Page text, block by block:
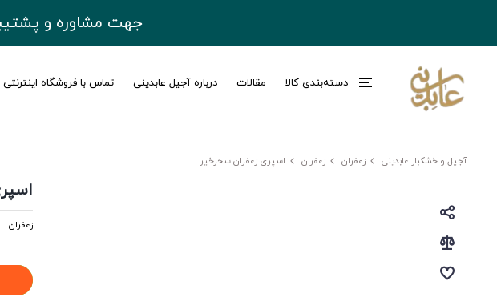
جهت مشاوره و پشتیبانی
دسته‌بندی کالا مقالات درباره آجیل عابدینی تماس با فروشگاه اینترنتی
آجیل و خشکبار عابدینی زعفران زعفران اسپری زعفران سحرخیر
زعفران